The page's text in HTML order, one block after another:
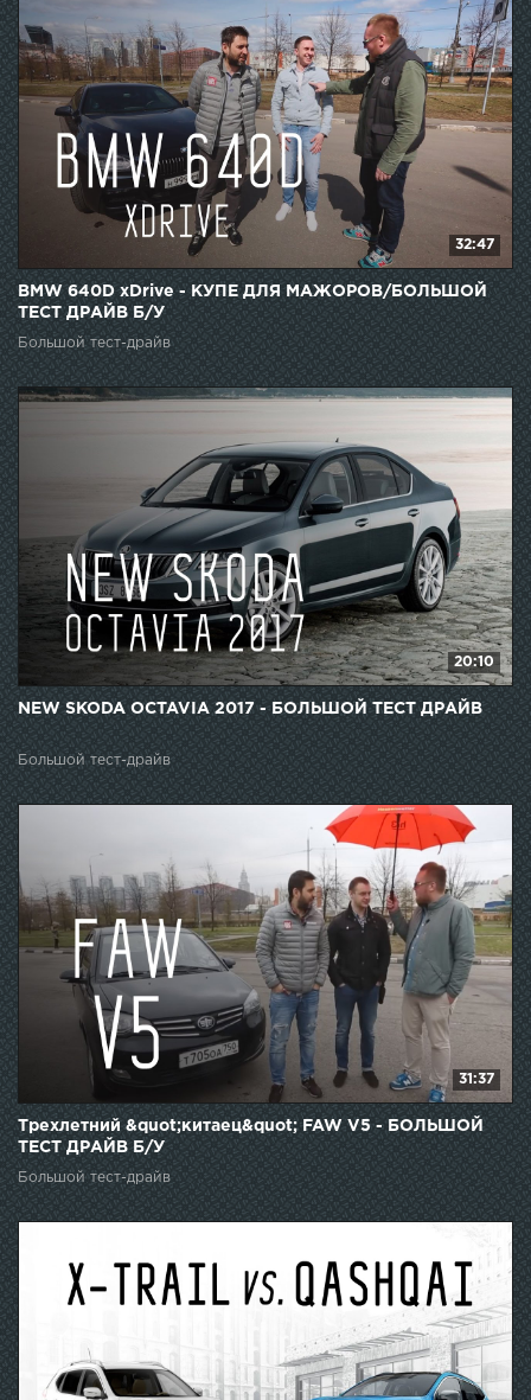
32:47
BMW 640D xDrive - КУПЕ ДЛЯ МАЖОРОВ/БОЛЬШОЙ
ТЕСТ ДРАЙВ Б/У
Большой тест-драйв
20:10
NEW SKODA OCTAVIA 2017 - БОЛЬШОЙ ТЕСТ ДРАЙВ
Большой тест-драйв
31:37
Трехлетний &quot;китаец&quot; FAW V5 - БОЛЬШОЙ
ТЕСТ ДРАЙВ Б/У
Большой тест-драйв